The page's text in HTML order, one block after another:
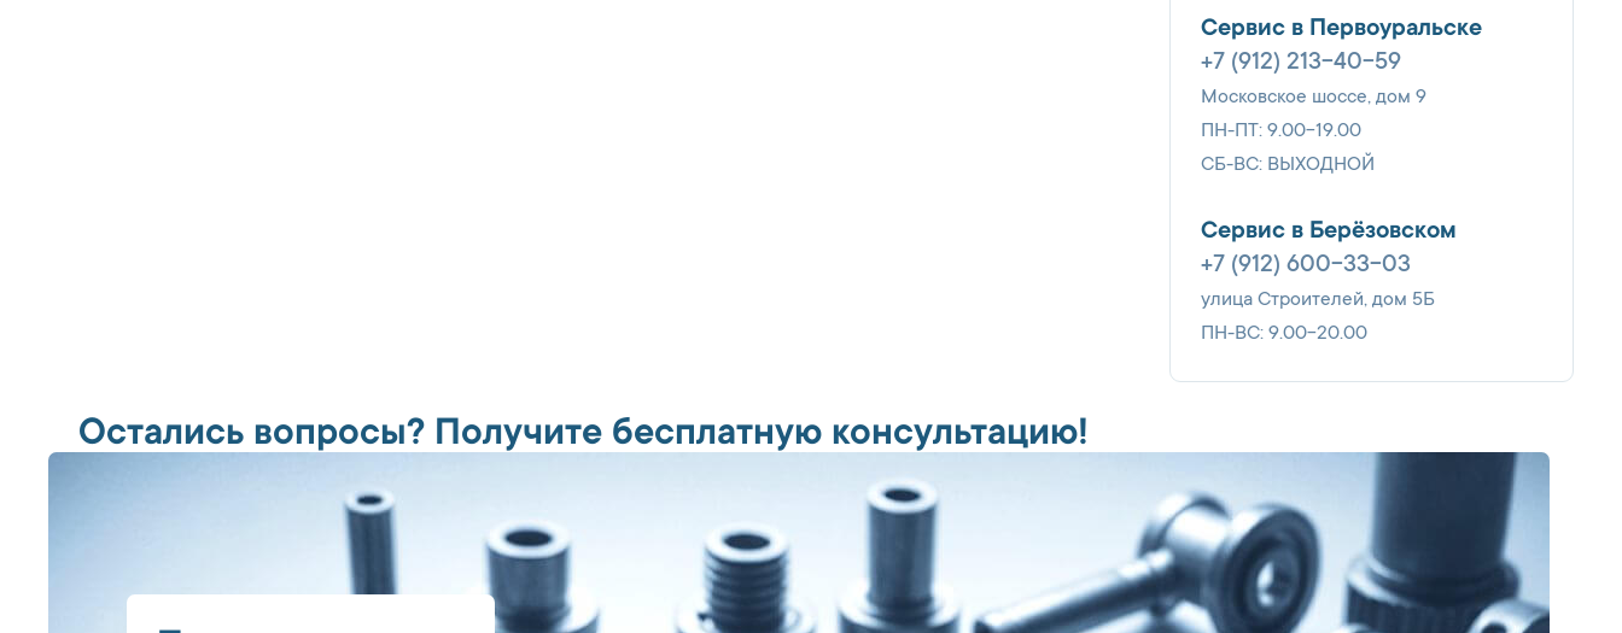
Сервис в Первоуральске
+7 (912) 213-40-59
Московское шоссе, дом 9
ПН-ПТ: 9.00-19.00
СБ-ВС: ВЫХОДНОЙ
Сервис в Берёзовском
+7 (912) 600-33-03
улица Строителей, дом 5Б
ПН-ВС: 9.00-20.00
Остались вопросы? Получите бесплатную консультацию!